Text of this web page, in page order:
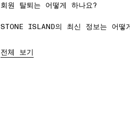
회원 탈퇴는 어떻게 하나요?
STONE ISLAND의 최신 정보는 어
전체 보기